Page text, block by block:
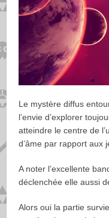
Le mystère diffus
l’envie d’explorer
atteindre le centre de
d’âme par rapport aux
A noter l’excellente
déclenchée elle aussi
Alors oui la partie